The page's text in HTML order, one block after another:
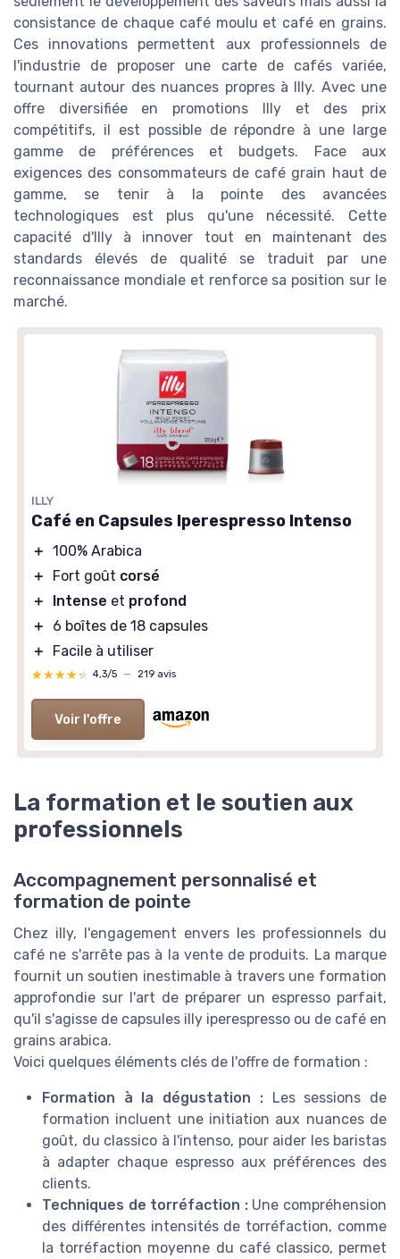
consistance de chaque café moulu et café en grains.
Ces innovations permettent aux professionnels de
l'industrie de proposer une carte de cafés variée,
tournant autour des nuances propres à Illy. Avec une
offre diversifiée en promotions Illy et des prix
compétitifs, il est possible de répondre à une large
gamme de préférences et budgets. Face aux
exigences des consommateurs de café grain haut de
gamme, se tenir à la pointe des avancées
technologiques est plus qu'une nécessité. Cette
capacité d'Illy à innover tout en maintenant des
standards élevés de qualité se traduit par une
reconnaissance mondiale et renforce sa position sur le
marché.
ILLY
Café en Capsules Iperespresso Intenso
＋ 100% Arabica
＋
Fort goût corsé
＋
Intense et profond
＋
6 boîtes de 18 capsules
＋
Facile à utiliser
★★★★★
★★★★★ 4,3/5 — 219 avis
Voir l'offre
La formation et le soutien aux
professionnels
Accompagnement personnalisé et
formation de pointe
Chez illy, l'engagement envers les professionnels du
café ne s'arrête pas à la vente de produits. La marque
fournit un soutien inestimable à travers une formation
approfondie sur l'art de préparer un espresso parfait,
qu'il s'agisse de capsules illy iperespresso ou de café en
grains arabica.
Voici quelques éléments clés de l'offre de formation :
Formation à la dégustation :Les sessions de
formation incluent une initiation aux nuances de
goût, du classico à l'intenso, pour aider les baristas
à adapter chaque espresso aux préférences des
clients.
Techniques de torréfaction :Une compréhension
des différentes intensités de torréfaction, comme
la torréfaction moyenne du café classico, permet